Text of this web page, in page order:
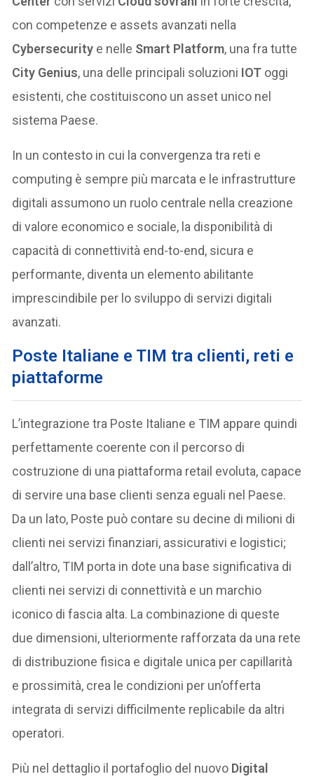
con competenze e assets avanzati nella
Cybersecurity e nelle Smart Platform, una fra tutte
City Genius, una delle principali soluzioni IOT oggi
esistenti, che costituiscono un asset unico nel
sistema Paese.
In un contesto in cui la convergenza tra reti e
computing è sempre più marcata e le infrastrutture
digitali assumono un ruolo centrale nella creazione
di valore economico e sociale, la disponibilità di
capacità di connettività end-to-end, sicura e
performante, diventa un elemento abilitante
imprescindibile per lo sviluppo di servizi digitali
avanzati.
Poste Italiane e TIM tra clienti, reti e
piattaforme
L’integrazione tra Poste Italiane e TIM appare quindi
perfettamente coerente con il percorso di
costruzione di una piattaforma retail evoluta, capace
di servire una base clienti senza eguali nel Paese.
Da un lato, Poste può contare su decine di milioni di
clienti nei servizi finanziari, assicurativi e logistici;
dall’altro, TIM porta in dote una base significativa di
clienti nei servizi di connettività e un marchio
iconico di fascia alta. La combinazione di queste
due dimensioni, ulteriormente rafforzata da una rete
di distribuzione fisica e digitale unica per capillarità
e prossimità, crea le condizioni per un’offerta
integrata di servizi difficilmente replicabile da altri
operatori.
Più nel dettaglio il portafoglio del nuovo Digital